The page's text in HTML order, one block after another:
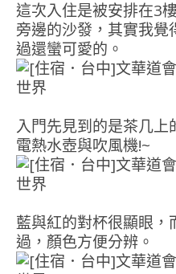
這次入住是被安排在3
旁邊的沙發，其實我覺
過還蠻可愛的。
入門先見到的是茶几上
電熱水壺與吹風機!~
藍與紅的對杯很顯眼，
過，顏色方便分辨。